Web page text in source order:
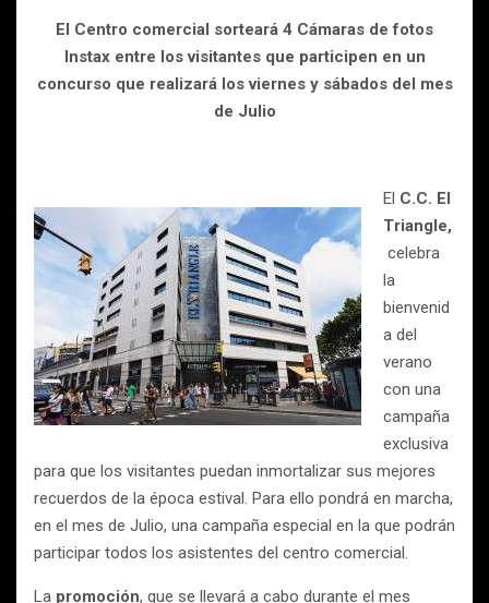
El Centro comercial sorteará 4 Cámaras de fotos
Instax entre los visitantes que participen en un
concurso que realizará los viernes y sábados del mes
de Julio
El C.C. El
Triangle,
celebra
la
bienvenid
a del
verano
con una
campaña
exclusiva
para que los visitantes puedan inmortalizar sus mejores
recuerdos de la época estival. Para ello pondrá en marcha,
en el mes de Julio, una campaña especial en la que podrán
participar todos los asistentes del centro comercial.
La promoción, que se llevará a cabo durante el mes